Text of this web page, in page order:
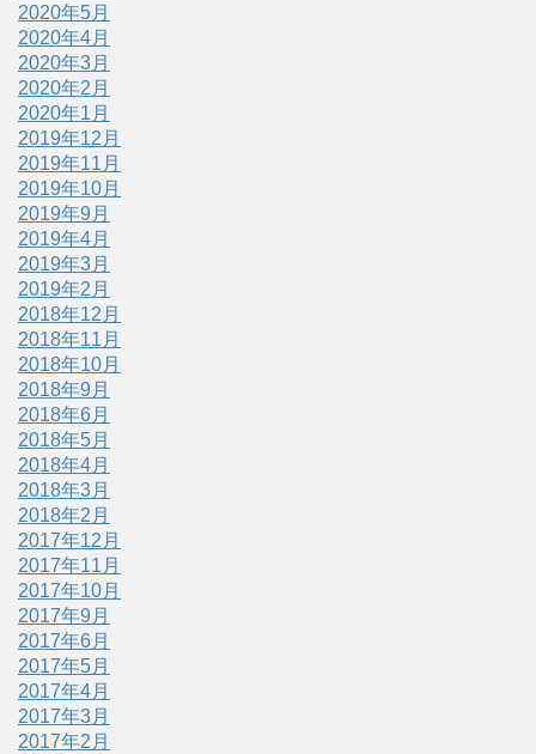
2020年5月
2020年4月
2020年3月
2020年2月
2020年1月
2019年12月
2019年11月
2019年10月
2019年9月
2019年4月
2019年3月
2019年2月
2018年12月
2018年11月
2018年10月
2018年9月
2018年6月
2018年5月
2018年4月
2018年3月
2018年2月
2017年12月
2017年11月
2017年10月
2017年9月
2017年6月
2017年5月
2017年4月
2017年3月
2017年2月